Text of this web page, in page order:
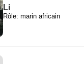
Li
Rôle: marin africain